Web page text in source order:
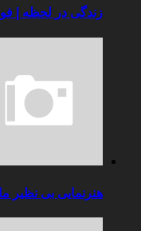
زندگی در لحظه |
هنرنمایی بی نظیر